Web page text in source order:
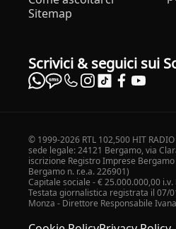
Sitemap
Scrivici & seguici sui
© 1999-2026 RTL 102,500 HIT
sede legale: 24121 Bergamo, via
iscrizione Registro Imprese
Bergamo n. r.e.a. 226901)
Capitale sociale - € 25.000.000,00
Testata giornalistica registrata il 07/
Monza - Direttore Responsabile